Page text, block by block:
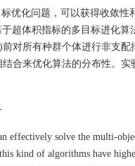
优化问题，可以获得收敛
超体积指标的多目标进化
对所有种群个体进行非支
合来优化算法的分布性。
effectively solve the multi-
kind of algorithms have